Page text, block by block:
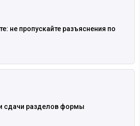
не пропускайте разъяснения по
сдачи разделов формы